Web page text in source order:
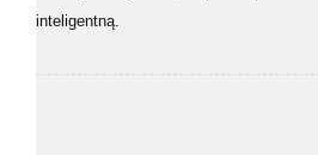
inteligentną.